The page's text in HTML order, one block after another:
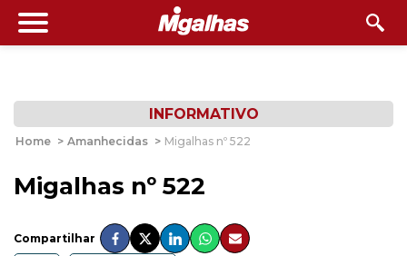
INFORMATIVO
Home > Amanhecidas > Migalhas nº 522
Migalhas nº 522
Compartilhar